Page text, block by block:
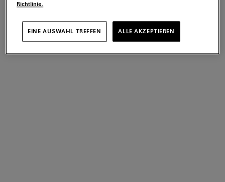
Richtlinie.
EINE AUSWAHL TREFFEN ALLE AKZEPTIEREN